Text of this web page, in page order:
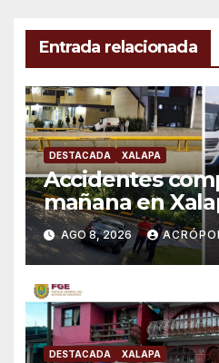
Entrada relacionada
DESTACADA XALAPA
Accidentes
mañana en
AGO 8, 2026
DESTACADA XALAPA